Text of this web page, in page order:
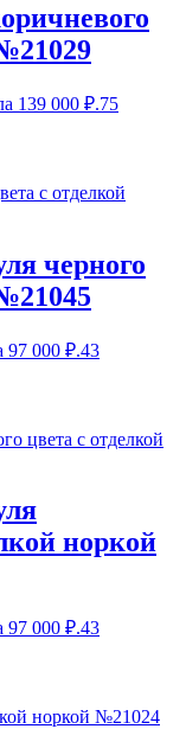
139 000 ₽.75
черного
97 000 ₽.43
норкой
97 000 ₽.43